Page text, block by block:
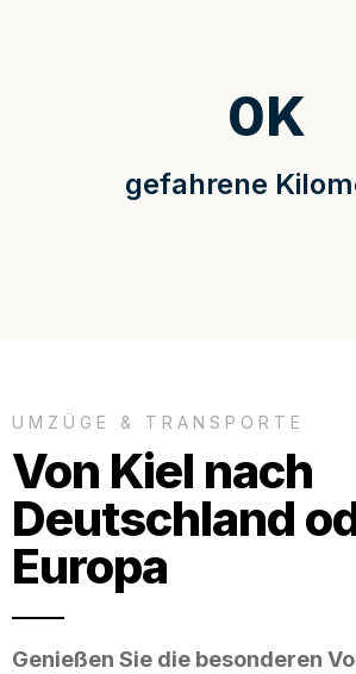
gefahrene
0K
UMZÜGE & TRANSPORTE
Von Kiel nach
Deutschland
Europa
Genießen Sie die besonderen